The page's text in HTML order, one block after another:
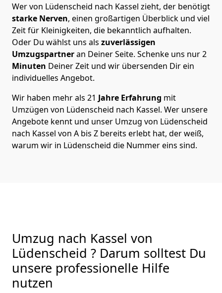
Wer von Lüdenscheid nach Kassel zieht, der benötigt
starke Nerven, einen großartigen Überblick und viel
Zeit für Kleinigkeiten, die bekanntlich aufhalten.
Oder Du wählst uns als zuverlässigen
Umzugspartneran Deiner Seite. Schenke uns nur2
Minuten Deiner Zeit und wir übersenden Dir ein
individuelles Angebot.
Wir haben mehr als 21 Jahre Erfahrung mit
Umzügen von Lüdenscheid nach Kassel. Wer unsere
Angebote kennt und unser Umzug von Lüdenscheid
nach Kassel von A bis Z bereits erlebt hat, der weiß,
warum wir in Lüdenscheid die Nummer eins sind.
Umzug nach Kassel von
Lüdenscheid ? Darum solltest Du
unsere professionelle Hilfe
nutzen